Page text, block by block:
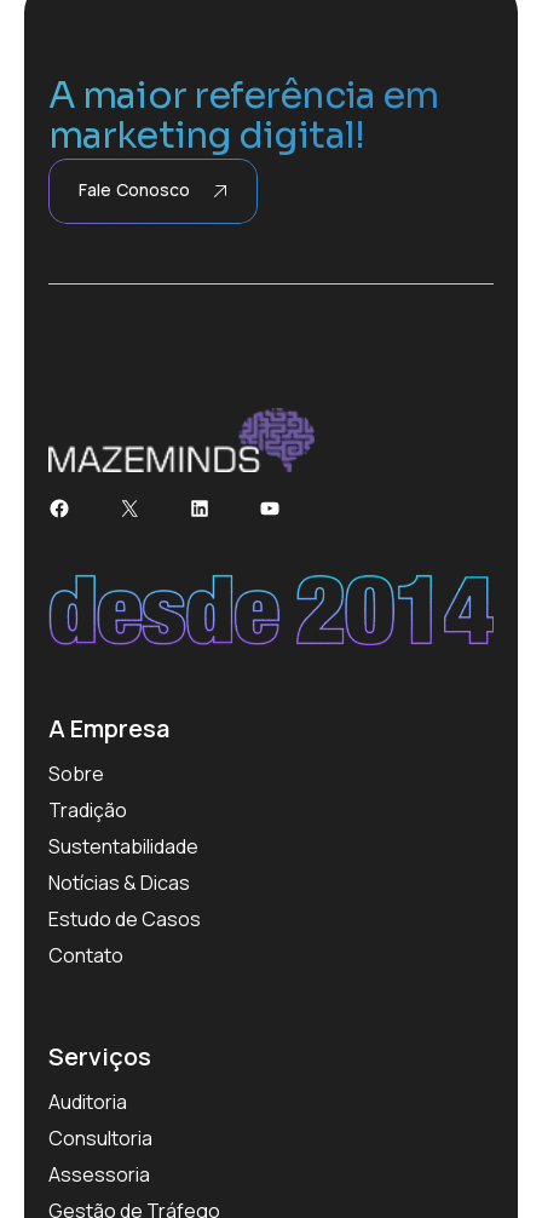
A maior referência em
marketing digital!
Fale Conosco
Facebook
X LinkedInYoutube
A Empresa
Sobre
Tradição
Sustentabilidade
Notícias & Dicas
Estudo de Casos
Contato
Serviços
Auditoria
Consultoria
Assessoria
Gestão de Tráfego